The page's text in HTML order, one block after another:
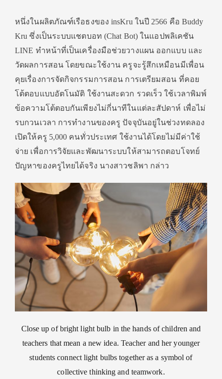
หนึ่งในผลิตภัณฑ์เรือธงของ insKru ในปี 2566 คือ Buddy
Kru ซึ่งเป็นระบบแชตบอท (Chat Bot) ในแอปพลิเคชัน
LINE ทำหน้าที่เป็นเครื่องมือช่วยวางแผน ออกแบบ และ
วัดผลการสอน โดยขณะใช้งาน ครูจะรู้สึกเหมือนมีเพื่อน
คุยเรื่องการจัดกิจกรรมการสอน การเตรียมสอน ที่คอย
โต้ตอบแบบอัตโนมัติ ใช้งานสะดวก รวดเร็ว ใช้เวลาพิมพ์
ข้อความโต้ตอบกันเพียงไม่กี่นาทีในแต่ละสัปดาห์ เพื่อไม่
รบกวนเวลา การทำงานของครู ปัจจุบันอยู่ในช่วงทดลอง
เปิดให้ครู 5,000 คนทั่วประเทศ ใช้งานได้โดยไม่มีค่าใช้
จ่าย เพื่อการวิจัยและพัฒนาระบบให้สามารถตอบโจทย์
ปัญหาของครูไทยได้จริง นางสาวชลิพา กล่าว
Close up of bright light bulb in the hands of children and
teachers that mean a new idea. Teacher and her younger
students connect light bulbs together as a symbol of
collective thinking and teamwork.